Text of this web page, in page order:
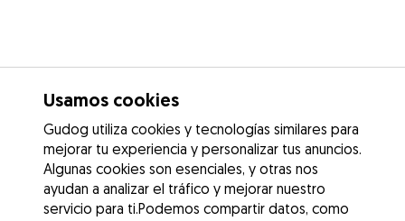
Usamos cookies
Gudog utiliza cookies y tecnologías similares para
mejorar tu experiencia y personalizar tus anuncios.
Algunas cookies son esenciales, y otras nos
ayudan a analizar el tráfico y mejorar nuestro
servicio para ti.Podemos compartir datos, como